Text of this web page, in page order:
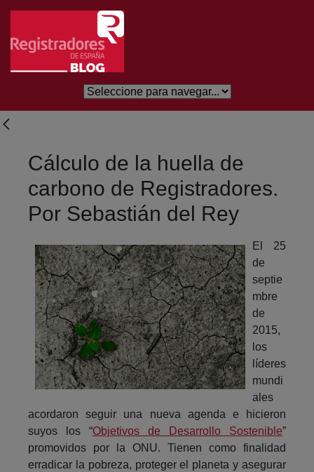
Salta al contingut principal
Cálculo de la huella de
carbono de Registradores.
Por Sebastián del Rey
El 25
de
septie
mbre
de
2015,
los
líderes
mundi
ales
acordaron seguir una nueva agenda e hicieron
suyos los “Objetivos de Desarrollo Sostenible”
promovidos por la ONU. Tienen como finalidad
erradicar la pobreza, proteger el planeta y asegurar